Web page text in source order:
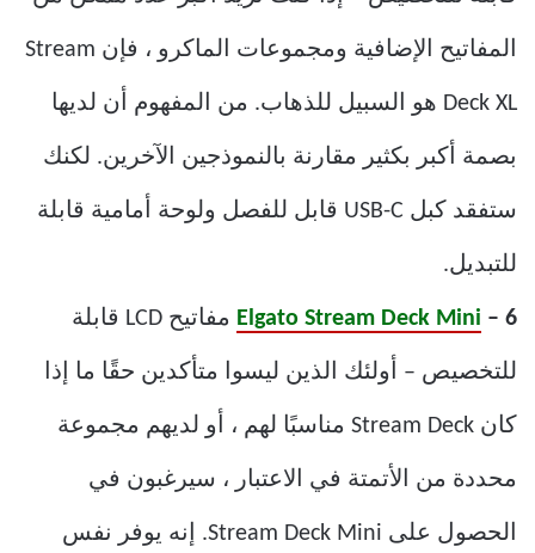
المفاتيح الإضافية ومجموعات الماكرو ، فإن Stream
Deck XL هو السبيل للذهاب. من المفهوم أن لديها
بصمة أكبر بكثير مقارنة بالنموذجين الآخرين. لكنك
ستفقد كبل USB-C قابل للفصل ولوحة أمامية قابلة
للتبديل.
Elgato Stream Deck Mini – 6 مفاتيح LCD قابلة
للتخصيص – أولئك الذين ليسوا متأكدين حقًا ما إذا
كان Stream Deck مناسبًا لهم ، أو لديهم مجموعة
محددة من الأتمتة في الاعتبار ، سيرغبون في
الحصول على Stream Deck Mini. إنه يوفر نفس